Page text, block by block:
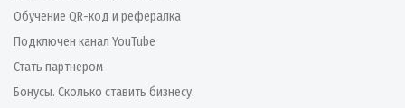
Обучение QR-код и рефералка
Подключен канал YouTube
Стать партнером
Бонусы. Сколько ставить бизнесу.